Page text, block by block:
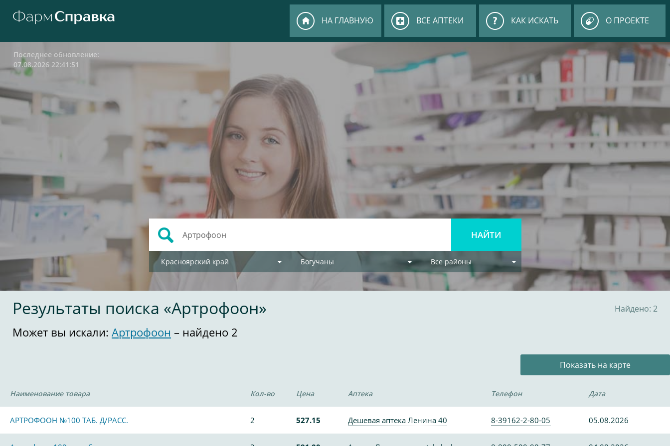
НА ГЛАВНУЮ ВСЕ АПТЕКИ КАК ИСКАТЬ О ПРОЕКТЕ
Последнее обновление:
07.08.2026 22:41:51
Красноярский край Богучаны Все районы
Результаты поиска «Артрофоон» Найдено: 2
Может вы искали: Артрофоон – найдено 2
Показать на карте
Наименование товара Кол-во Цена Аптека Телефон Дата
АРТРОФООН №100 ТАБ. Д/РАСС. 2 527.15 Дешевая аптека Ленина 40 8-39162-2-80-05 05.08.2026